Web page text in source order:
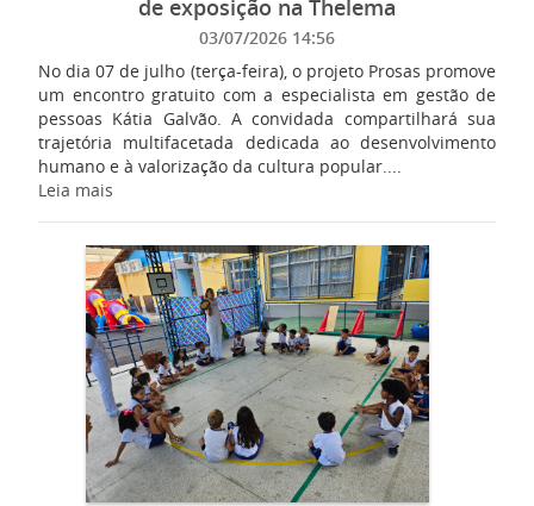
de exposição na Thelema
03/07/2026 14:56
No dia 07 de julho (terça-feira), o projeto Prosas promove
um encontro gratuito com a especialista em gestão de
pessoas Kátia Galvão. A convidada compartilhará sua
trajetória multifacetada dedicada ao desenvolvimento
humano e à valorização da cultura popular....
Leia mais